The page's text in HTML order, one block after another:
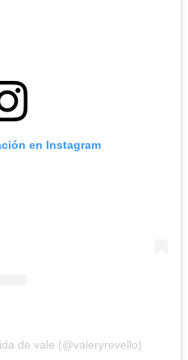
en Instagram
de vale (@valeryrevello)